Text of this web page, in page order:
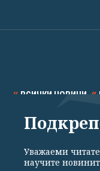
ВСИЧКИ НОВИНИ
СПОРТ
Уважаеми
научите